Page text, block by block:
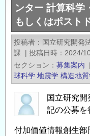
ンター 計算科
もしくはポスト
投稿者
国立研究開発
課
| 投稿日時
2024/
セクション
募集案内 |
球科学 地震学 構造地
国立研究
記の公募を
付加価値情報創生